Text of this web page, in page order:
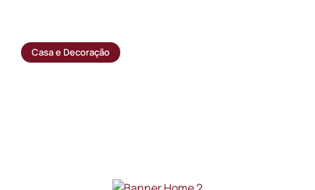
Casa e Decoração